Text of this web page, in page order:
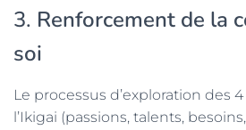
3. Renforcement de la
soi
Le processus d’exploration des
l’Ikigai (passions, talents,